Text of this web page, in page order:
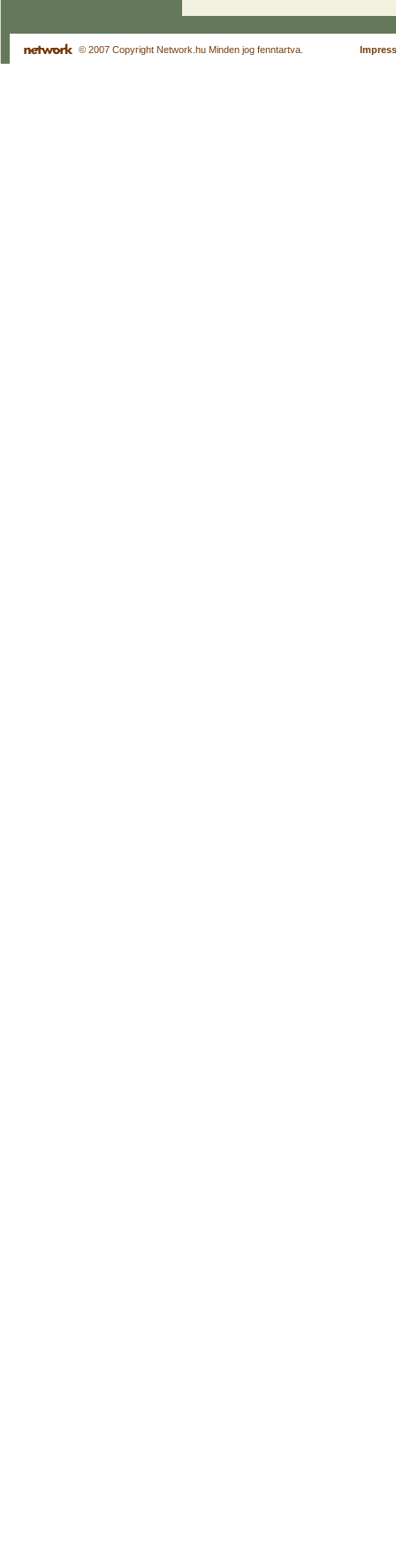
© 2007 Copyright Network.hu Minden jog fenntartva.